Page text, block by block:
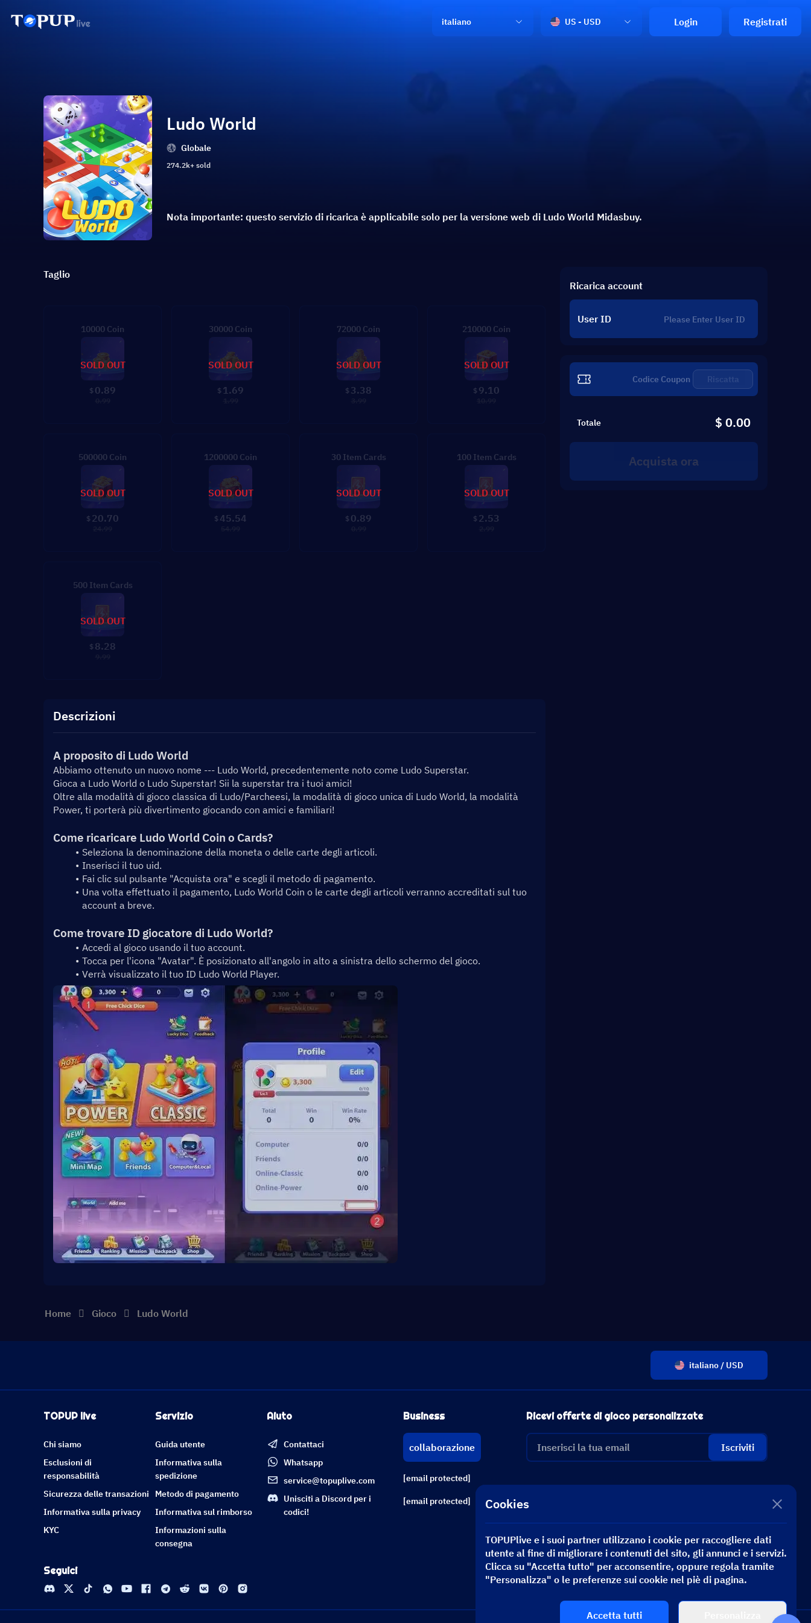
italiano US - USD Login Registrati
Ludo World
Globale
274.2k+ sold
Nota importante: questo servizio di ricarica è applicabile solo per la versione web di Ludo World Midasbuy.
Taglio
10000 Coin
$ 0.89
SOLD OUT
30000 Coin
$ 1.69
SOLD OUT
72000 Coin
$ 3.38
SOLD OUT
210000 Coin
$ 9.10
SOLD OUT
500000 Coin
$ 20.70
SOLD OUT
1200000 Coin
$ 45.54
SOLD OUT
30 Item Cards
$ 0.89
SOLD OUT
100 Item Cards
$ 2.53
SOLD OUT
500 Item Cards
$ 8.28
SOLD OUT
Descrizioni
A proposito di Ludo World
Abbiamo ottenuto un nuovo nome --- Ludo World, precedentemente noto come Ludo Superstar.
Gioca a Ludo World o Ludo Superstar! Sii la superstar tra i tuoi amici!
Oltre alla modalità di gioco classica di Ludo/Parcheesi, la modalità di gioco unica di Ludo World, la modalità
Power, ti porterà più divertimento giocando con amici e familiari!
Come ricaricare Ludo World Coin o Cards?
Seleziona la denominazione della moneta o delle carte degli articoli.
Inserisci il tuo uid.
Fai clic sul pulsante "Acquista ora" e scegli il metodo di pagamento.
Una volta effettuato il pagamento, Ludo World Coin o le carte degli articoli verranno accreditati sul tuo
account a breve.
Come trovare ID giocatore di Ludo World?
Accedi al gioco usando il tuo account.
Tocca per l'icona "Avatar". È posizionato all'angolo in alto a sinistra dello schermo del gioco.
Verrà visualizzato il tuo ID Ludo World Player.
Ricarica account
User ID
Riscatta
Totale $ 0.00
Acquista ora
Home Gioco Ludo World
italiano / USD
TOPUP live
Chi siamo
Esclusioni di
responsabilità
Sicurezza delle transazioni
Informativa sulla privacy
KYC
Servizio
Guida utente
Informativa sulla
spedizione
Metodo di pagamento
Informativa sul rimborso
Informazioni sulla
consegna
Aiuto
Contattaci
Whatsapp
service@topuplive.com
Unisciti a Discord per i
codici!
Business
collaborazione
[email protected]
[email protected]
Ricevi offerte di gioco personalizzate
Iscriviti
Seguici
Cookies
TOPUPlive e i suoi partner utilizzano i cookie per raccogliere dati
utente al fine di migliorare i contenuti del sito, gli annunci e i servizi.
Clicca su "Accetta tutto" per acconsentire, oppure regola tramite
"Personalizza" o le preferenze sui cookie nel piè di pagina.
Accetta tutti